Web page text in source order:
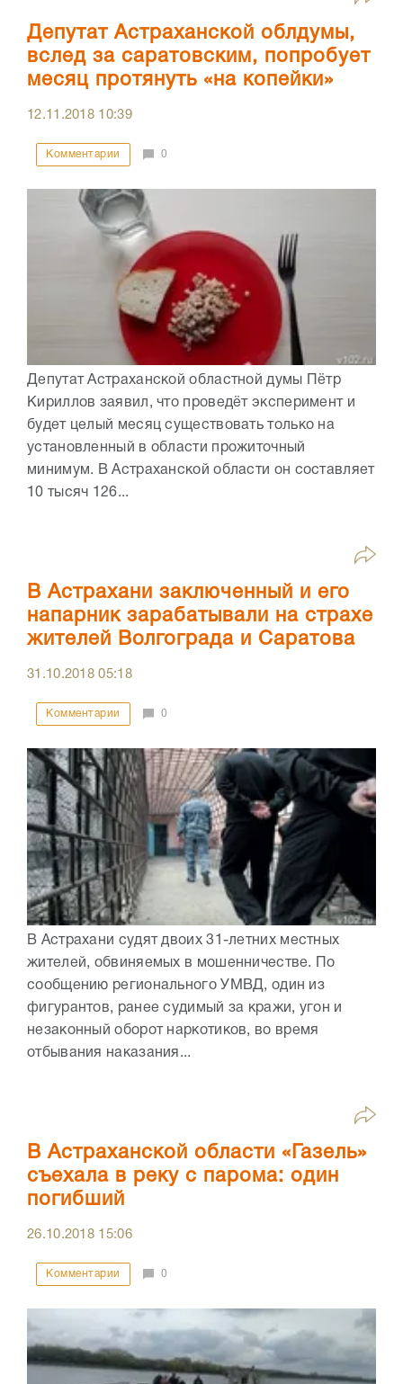
Депутат Астраханской облдумы,
вслед за саратовским, попробует
месяц протянуть «на копейки»
12.11.2018 10:39
Комментарии 0
Депутат Астраханской областной думы Пётр
Кириллов заявил, что проведёт эксперимент и
будет целый месяц существовать только на
установленный в области прожиточный
минимум. В Астраханской области он составляет
10 тысяч 126...
В Астрахани заключенный и его
напарник зарабатывали на страхе
жителей Волгограда и Саратова
31.10.201805:18
Комментарии 0
В Астрахани судят двоих 31-летних местных
жителей, обвиняемых в мошенничестве. По
сообщению регионального УМВД, один из
фигурантов, ранее судимый за кражи, угон и
незаконный оборот наркотиков, во время
отбывания наказания...
В Астраханской области «Газель»
съехала в реку с парома: один
погибший
26.10.2018 15:06
Комментарии 0